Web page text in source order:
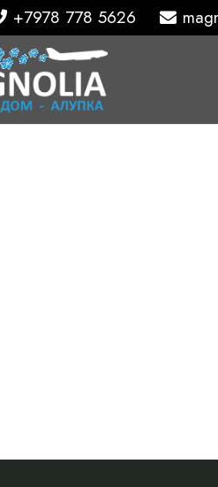
+7978 778 5626